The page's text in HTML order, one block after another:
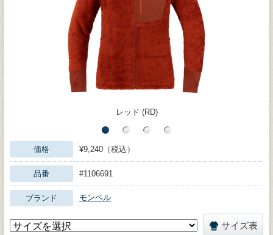
レッド (RD)
価格 ¥9,240（税込）
品番 #1106691
ブランド モンベル
サイズ表